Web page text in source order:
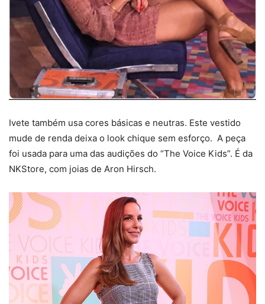
Ivete também usa cores básicas e neutras. Este vestido
mude de renda deixa o look chique sem esforço. A peça
foi usada para uma das audições do “The Voice Kids”. É da
NKStore, com joias de Aron Hirsch.